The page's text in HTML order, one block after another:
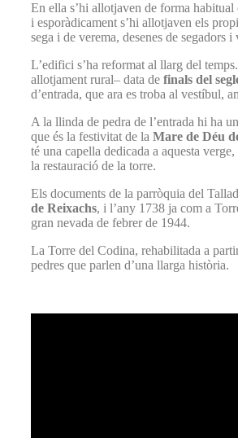
En ella s’hi allotjaven de forma habitual
i esporàdicament s’hi allotjaven els
sega i de verema, desenes de segadors i
L’edifici s’ha reformat al llarg del
allotjament rural– data de finals del
d’entrada, que ara es troba al vestíbul,
A la llinda de pedra de l’entrada hi ha
que és la festivitat de la Mare de Déu
té una capella dedicada a aquesta
la restauració de la torre.
Els documents de la parròquia del
de Reixachs, i l’any 1738 ja com a
gran nevada de febrer de 1944.
La Torre del Codina, rehabilitada a
pedres que parlen d’una llarga història.